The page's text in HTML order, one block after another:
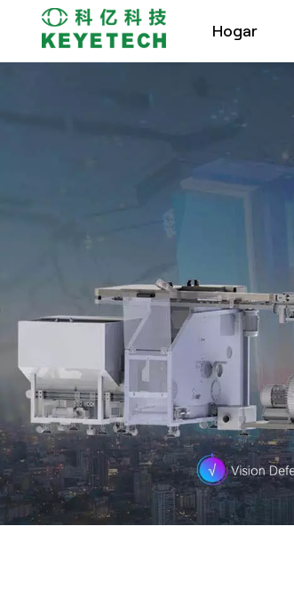
Hogar